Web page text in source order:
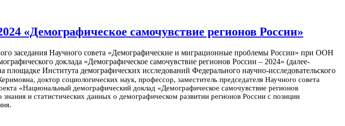
«Демографическое самочувствие регионов России»
заседания Научного совета «Демографические и миграционные проблемы России» при ООН
доклада «Демографическое самочувствие регионов России – 2024» (далее-
Института демографических исследований Федерального научно-исследовательского
доктор социологических наук, профессор, заместитель председателя Научного совета
«Национальный демографический доклад «Демографическое самочувствие регионов
и статистических данных о демографическом развитии регионов России с позиции